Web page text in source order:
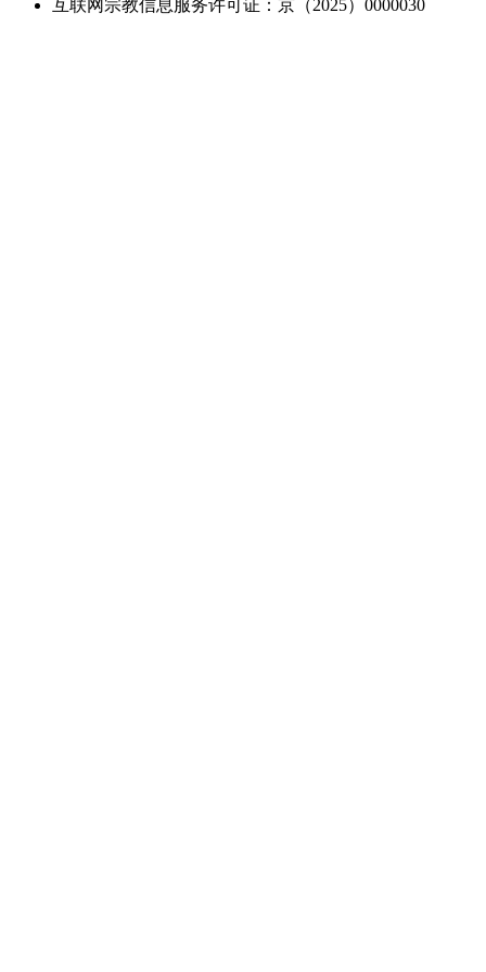
互联网宗教信息服务许可证：京（2025）0000030